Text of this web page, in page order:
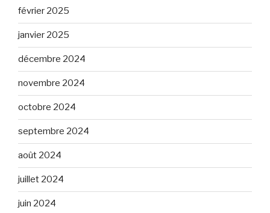
février 2025
janvier 2025
décembre 2024
novembre 2024
octobre 2024
septembre 2024
août 2024
juillet 2024
juin 2024